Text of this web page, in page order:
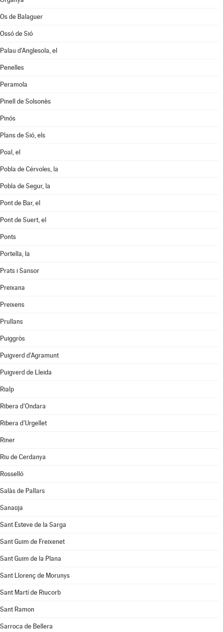
Os de Balaguer
Ossó de Sió
Palau d'Anglesola, el
Penelles
Peramola
Pinell de Solsonès
Pinós
Plans de Sió, els
Poal, el
Pobla de Cérvoles, la
Pobla de Segur, la
Pont de Bar, el
Pont de Suert, el
Ponts
Portella, la
Prats i Sansor
Preixana
Preixens
Prullans
Puiggròs
Puigverd d'Agramunt
Puigverd de Lleida
Rialp
Ribera d'Ondara
Ribera d'Urgellet
Riner
Riu de Cerdanya
Rosselló
Salàs de Pallars
Sanaüja
Sant Esteve de la Sarga
Sant Guim de Freixenet
Sant Guim de la Plana
Sant Llorenç de Morunys
Sant Martí de Riucorb
Sant Ramon
Sarroca de Bellera